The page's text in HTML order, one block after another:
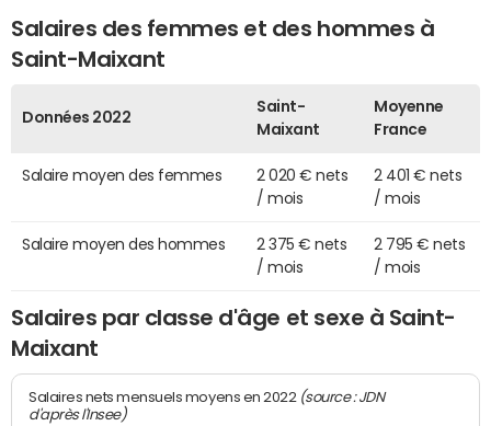
Salaires des femmes et des hommes à
Saint-Maixant
Données 2022
Saint-
Maixant
Moyenne
France
Salaire moyen des femmes
2 020 € nets
/ mois
2 401 € nets
/ mois
Salaire moyen des hommes
2 375 € nets
/ mois
2 795 € nets
/ mois
Salaires par classe d'âge et sexe à Saint-
Maixant
Salaires nets mensuels moyens en 2022 (source : JDN
d'après l'Insee)